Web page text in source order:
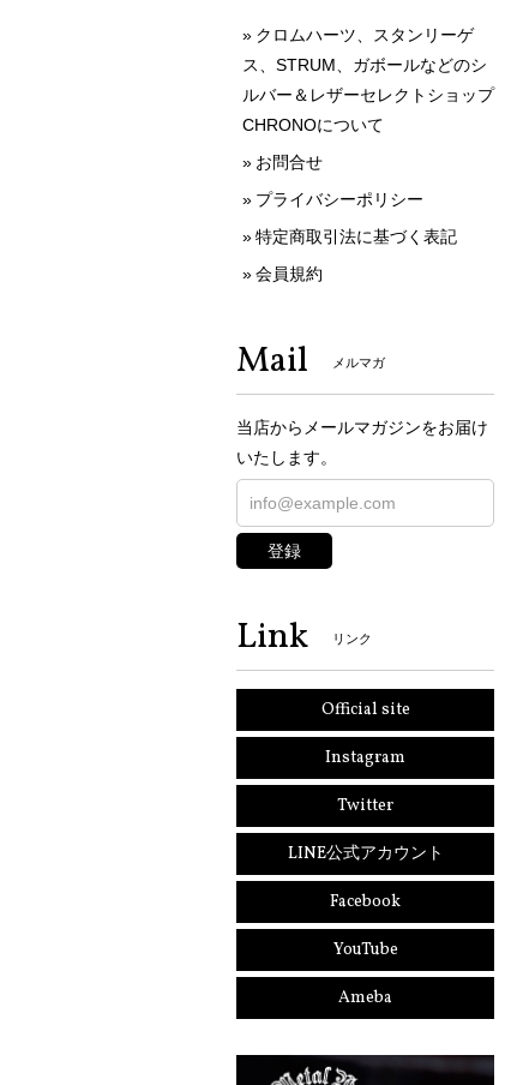
クロムハーツ、スタンリーゲ
ス、STRUM、ガボールなどのシ
ルバー＆レザーセレクトショップ
CHRONOについて
お問合せ
プライバシーポリシー
特定商取引法に基づく表記
会員規約
Mail メルマガ
当店からメールマガジンをお届け
いたします。
登録
Link リンク
Official site
Instagram
Twitter
LINE公式アカウント
Facebook
YouTube
Ameba